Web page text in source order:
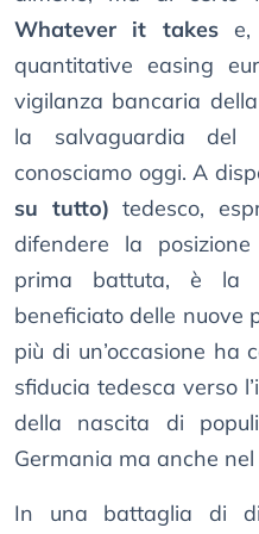
Whatever it takes
quantitative easing
vigilanza bancaria
la salvaguardia del
conosciamo oggi. A
su tutto)tedesco,
difendere la
prima battuta, è la
beneficiato delle nuove
più di un’occasione ha
sfiducia tedesca verso
della nascita di
Germania ma anche
In una battaglia di